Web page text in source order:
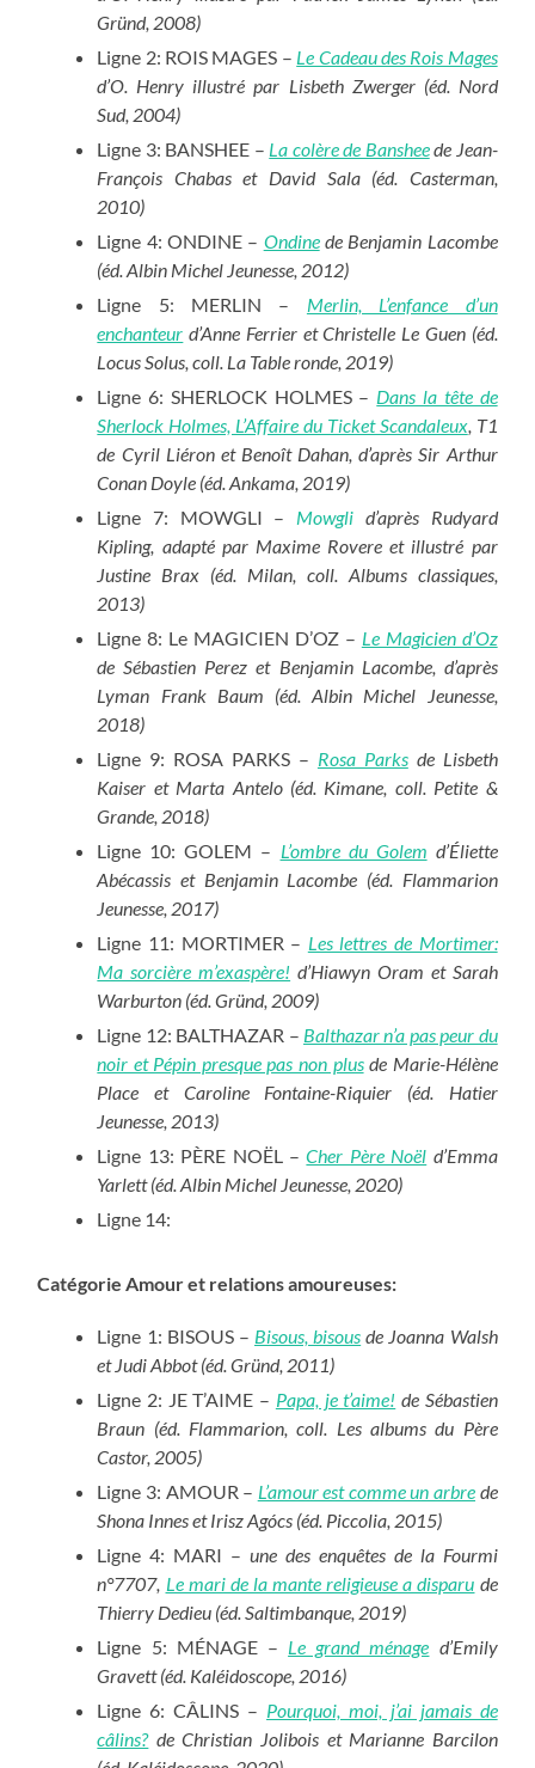
Gründ, 2008)
Ligne 2: ROIS MAGES – Le Cadeau des Rois Mages
d’O. Henry illustré par Lisbeth Zwerger (éd. Nord
Sud, 2004)
Ligne 3: BANSHEE – La colère de Bansheede Jean-
François Chabas et David Sala (éd. Casterman,
2010)
Ligne 4: ONDINE – Ondinede Benjamin Lacombe
(éd. Albin Michel Jeunesse, 2012)
Ligne 5: MERLIN – Merlin, L’enfance d’un
enchanteur d’Anne Ferrier et Christelle Le Guen (éd.
Locus Solus, coll. La Table ronde, 2019)
Ligne 6: SHERLOCK HOLMES – Dans la tête de
Sherlock Holmes, L’Affaire du Ticket Scandaleux, T1
de Cyril Liéron et Benoît Dahan, d’après Sir Arthur
Conan Doyle (éd. Ankama, 2019)
Ligne 7: MOWGLI – Mowgli d’après Rudyard
Kipling, adapté par Maxime Rovere et illustré par
Justine Brax (éd. Milan, coll. Albums classiques,
2013)
Ligne 8: Le MAGICIEN D’OZ – Le Magicien d’Oz
de Sébastien Perez et Benjamin Lacombe, d’après
Lyman Frank Baum (éd. Albin Michel Jeunesse,
2018)
Ligne 9: ROSA PARKS – Rosa Parksde Lisbeth
Kaiser et Marta Antelo (éd. Kimane, coll. Petite &
Grande, 2018)
Ligne 10: GOLEM – L’ombre du Golem d’Éliette
Abécassis et Benjamin Lacombe (éd. Flammarion
Jeunesse, 2017)
Ligne 11: MORTIMER – Les lettres de Mortimer:
Ma sorcière m’exaspère! d’Hiawyn Oram et Sarah
Warburton (éd. Gründ, 2009)
Ligne 12: BALTHAZAR – Balthazar n’a pas peur du
noir et Pépin presque pas non plusde Marie-Hélène
Place et Caroline Fontaine-Riquier (éd. Hatier
Jeunesse, 2013)
Ligne 13: PÈRE NOËL –Cher Père Noël d’Emma
Yarlett (éd. Albin Michel Jeunesse, 2020)
Ligne 14:
Catégorie Amour et relations amoureuses:
Ligne 1: BISOUS – Bisous, bisous de Joanna Walsh
et Judi Abbot (éd. Gründ, 2011)
Ligne 2: JE T’AIME – Papa, je t’aime! de Sébastien
Braun (éd. Flammarion, coll. Les albums du Père
Castor, 2005)
Ligne 3: AMOUR – L’amour est comme un arbre de
Shona Innes et Irisz Agócs (éd. Piccolia, 2015)
Ligne 4: MARI –une des enquêtes de la Fourmi
n°7707, Le mari de la mante religieuse a disparu de
Thierry Dedieu (éd. Saltimbanque, 2019)
Ligne 5: MÉNAGE – Le grand ménage d’Emily
Gravett (éd. Kaléidoscope, 2016)
Ligne 6: CÂLINS – Pourquoi, moi, j’ai jamais de
câlins?de Christian Jolibois et Marianne Barcilon